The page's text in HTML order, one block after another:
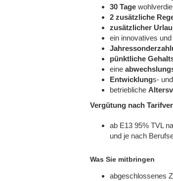
30 Tage
2 zusätzliche
zusätzlicher
ein innovatives und
pünktliche
eine
Entwicklungs- und
betriebliche
Vergütung nach
ab E13 95% TVL
und je nach
Was Sie mitbringen
abgeschlossenes